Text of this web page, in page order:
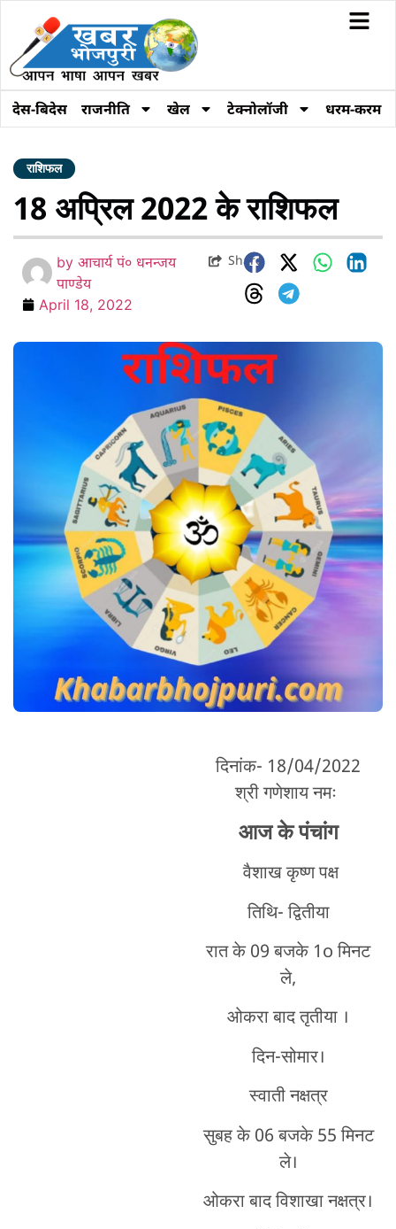
देस-बिदेस राजनीति खेल टेक्नोलॉजी धरम-करम
राशिफल
18 अप्रिल 2022 के राशिफल
by आचार्य पं० धनन्जय
पाण्डेय
April 18, 2022
Share
दिनांक- 18/04/2022
श्री गणेशाय नमः
आज के पंचांग
वैशाख कृष्ण पक्ष
तिथि- द्वितीया
रात के 09 बजके 1o मिनट
ले,
ओकरा बाद तृतीया ।
दिन-सोमार।
स्वाती नक्षत्र
सुबह के 06 बजके 55 मिनट
ले।
ओकरा बाद विशाखा नक्षत्र।